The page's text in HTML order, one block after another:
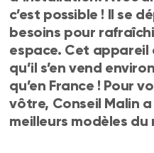
c’est possible ! Il se
besoins pour
espace. Cet appareil
qu’il s’en vend
qu’en France ! Pour
vôtre, Conseil Malin
meilleurs modèles du